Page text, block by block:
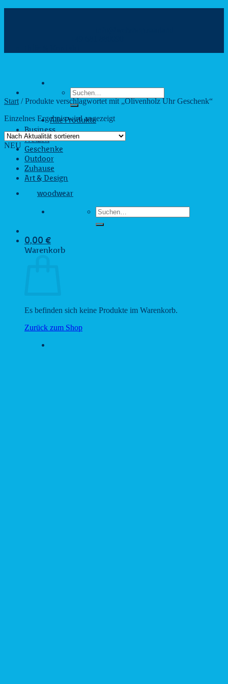
Suchen
nach:
Alle Produkte
Business
Freizeit
Geschenke
Outdoor
Zuhause
Art & Design
woodwear
Suchen
nach:
0,00 €
Warenkorb
Es befinden sich keine Produkte im Warenkorb.
Zurück zum Shop
Start /Produkte verschlagwortet mit „Olivenholz Uhr Geschenk“
Einzelnes Ergebnis wird angezeigt
NEU